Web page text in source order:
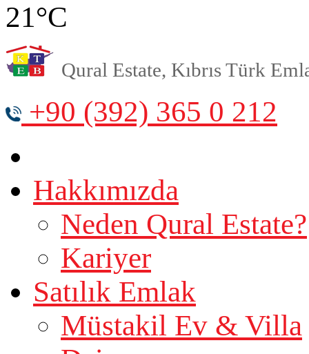
21°C
Qural Estate, Kıbrıs Türk
+90 (392) 365 0 212
Hakkımızda
Neden Qural Estate?
Kariyer
Satılık Emlak
Müstakil Ev & Villa